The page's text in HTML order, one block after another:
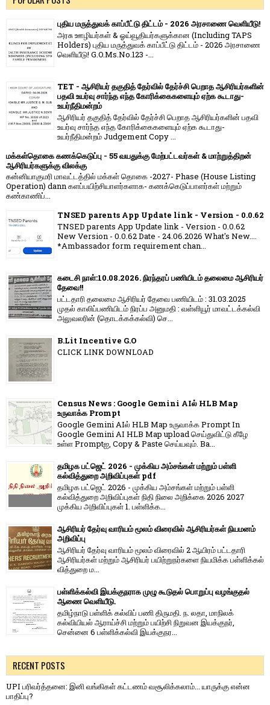
புதிய மருத்துவக் காப்பீட்டு திட்டம் - 2026 அரசாணை வெளியீடு!
அரசு ஊழியர்கள் & ஓய்வூதியர்களுக்கான (Including TAPS
Holders) புதிய மருத்துவக் காப்பீட்டு திட்டம் - 2026 அரசாணை
வெளியீடு! G.O.Ms.No.123 -...
TET - ஆசிரியர் தகுதித் தேர்வில் தேர்ச்சி பெறாத ஆசிரியர்களின்
பதவி உயர்வு சார்ந்த எந்த கோரிக்கைகளையும் ஏற்க கூடாது-
உயர்நீதிமன்றம்
ஆசிரியர் தகுதித் தேர்வில் தேர்ச்சி பெறாத ஆசிரியர்களின் பதவி
உயர்வு சார்ந்த எந்த கோரிக்கைகளையும் ஏற்க கூடாது-
உயர்நீதிமன்றம் Judgement Copy ...
மக்கள்தொகை கணக்கெடுப்பு - 55 வயதுக்கு மேற்பட்டவர்கள் & மாற்றுத்திறன்
ஆசிரியர்களுக்கு விலக்கு
கன்னியாகுமரி மாவட்டத்தில் மக்கள் தொகை -2027- Phase (House Listing
Operation) dann களப்பயிற்சியாளர்களாக- கணக்கெடுப்பாளர்கள் மற்றும்
கண்காணிப்...
TNSED parents App Update link - Version - 0.0.62
TNSED parents App Update link - Version - 0.0.62
New Version - 0.0.62 Date - 24.06.2026 What's New....
*Ambassador form requirement chan...
கடைசி நாள்:10.08.2026. நிரந்தரப் பணியிடம் தலைமை ஆசிரியர்
தேவை!!
பட்டதாரி தலைமை ஆசிரியர் தேவை பணியிடம் : 31.03.2025
முதல் காலிப்பணியிடம் நிரப்ப அனுமதி : வள்ளியூர் மாவட்டக்கல்வி
அலுவலரின் (தொடக்கக்கல்வி) செ...
B.Lit Incentive G.O
CLICK LINK DOWNLOAD
Census News : Google Gemini AIல் HLB Map
உருவாக்க Prompt
Google Gemini AIல் HLB Map உருவாக்க Prompt In
Google Gemini AI HLB Map upload செய்துவிட்டு கீழே
உள்ள Promptஐ, Copy & Paste செய்யவும். Ba...
தமிழக பட்ஜெட் 2026 - முக்கிய அம்சங்கள் மற்றும் பள்ளி
கல்வித்துறை அறிவிப்புகள் pdf
தமிழக பட்ஜெட் 2026 - முக்கிய அம்சங்கள் மற்றும் பள்ளி
கல்வித்துறை அறிவிப்புகள் நிதி நிலை அறிக்கை 2026 2027
முக்கிய அறிவிப்புகள் 1. பள்ளிக்க...
ஆசிரியர் தேர்வு வாரியம் மூலம் விரைவில் ஆசிரியர்கள் நியமனம்
அறிவிப்பு
ஆசிரியர் தேர்வு வாரி​யம் மூலம் விரை​வில் 2 ஆயிரம் பட்​ட​தாரி
ஆசிரியர்​கள் மற்​றும் ஆசிரியர் பயிற்றுநர்​களை நியமிக்க பள்​ளிக்​கல்​
வித்​துறை ம...
பள்ளிக்கல்வி இயக்குநராக முழு கூடுதல் பொறுப்பு வழங்குதல்
ஆணை வெளியீடு.
தமிழ்நாடு பள்ளிக் கல்விப் பணி திருமதி. ந. லதா, மாநிலக்
கல்வியியல் ஆராய்ச்சி மற்றும் பயிற்சி நிறுவன இயக்குநர்,
சென்னை 6 பள்ளிக்கல்வி இயக்குநர...
RECENT POSTS
UPI பரிவர்த்தனை: இனி வங்கிகள் கட்டணம் வசூலிக்கலாம்... யாருக்கு என்ன
பாதிப்பு?